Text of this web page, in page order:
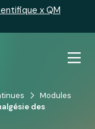
x QM
Modules
des